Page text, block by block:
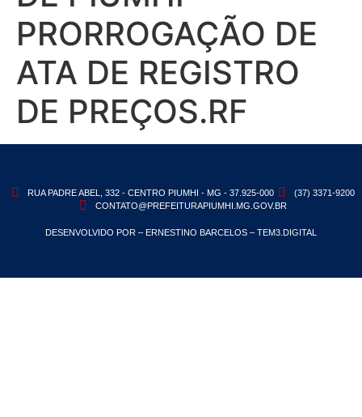
PRORROGAÇÃO DE
ATA DE REGISTRO
DE PREÇOS.RF
RUA PADRE ABEL, 332 - CENTRO PIUMHI - MG - 37.925-000
(37) 3371-9200
CONTATO@PREFEITURAPIUMHI.MG.GOV.BR
DESENVOLVIDO POR – ERNESTINO BARCELOS – TEM3.DIGITAL